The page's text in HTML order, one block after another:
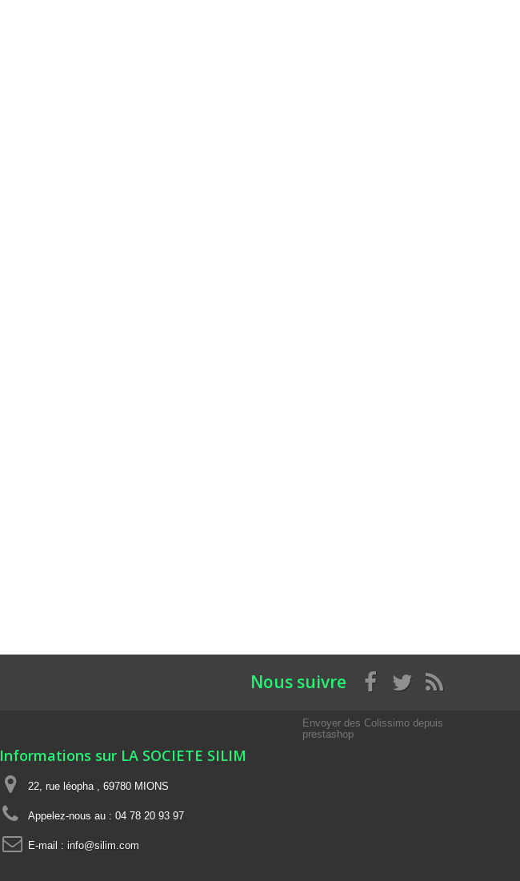
Nous suivre
Informations sur LA SOCIETE SILIM
22, rue léopha , 69780 MIONS
Appelez-nous au : 04 78 20 93 97
E-mail : info@silim.com
Envoyer des Colissimo depuis
prestashop